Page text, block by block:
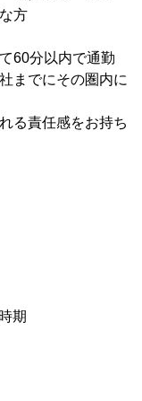
方
60分以内で通勤
までにその圏内に
る責任感をお持ち
期